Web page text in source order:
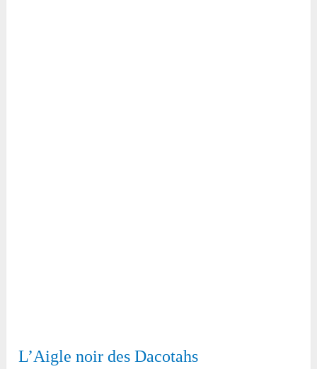
L’Aigle noir des Dacotahs